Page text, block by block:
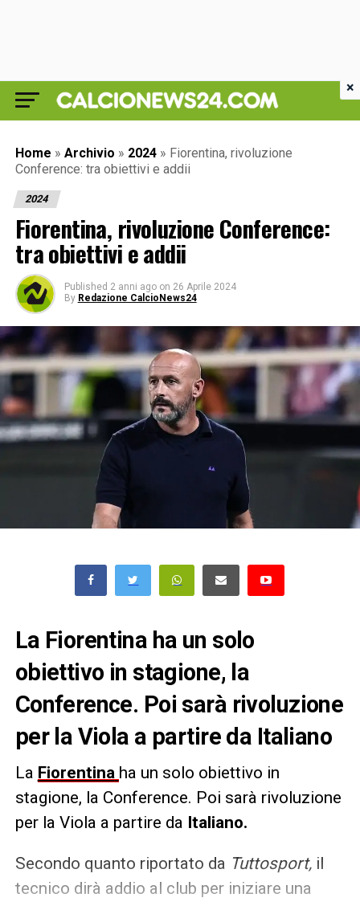
Home » Archivio » 2024 » Fiorentina, rivoluzione
Conference: tra obiettivi e addii
2024
Fiorentina, rivoluzione Conference:
tra obiettivi e addii
Published 2 anni ago on 26 Aprile 2024
By Redazione CalcioNews24
La Fiorentina ha un solo
obiettivo in stagione, la
Conference. Poi sarà rivoluzione
per la Viola a partire da Italiano
La Fiorentina ha un solo obiettivo in
stagione, la Conference. Poi sarà rivoluzione
per la Viola a partire da Italiano.
Secondo quanto riportato da Tuttosport,il
tecnico dirà addio al club per iniziare una
×